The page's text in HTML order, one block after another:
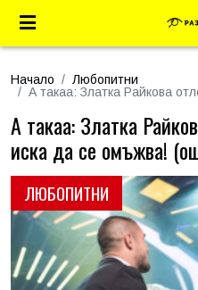
Начало
Любопитни
А такаа: Златка Райкова
ЛЮБОПИТНИ
А такаа: Златка
иска да се омъжва!